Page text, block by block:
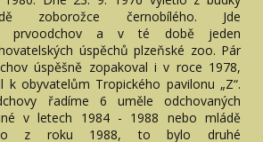
zoborožce černobílého. Jde
prvoodchov a v té době jeden
úspěchů plzeňské zoo. Pár
úspěšně zopakoval i v roce 1978,
obyvatelům Tropického pavilonu „Z“.
řadíme 6 uměle odchovaných
v letech 1984 - 1988 nebo mládě
z roku 1988, to bylo druhé